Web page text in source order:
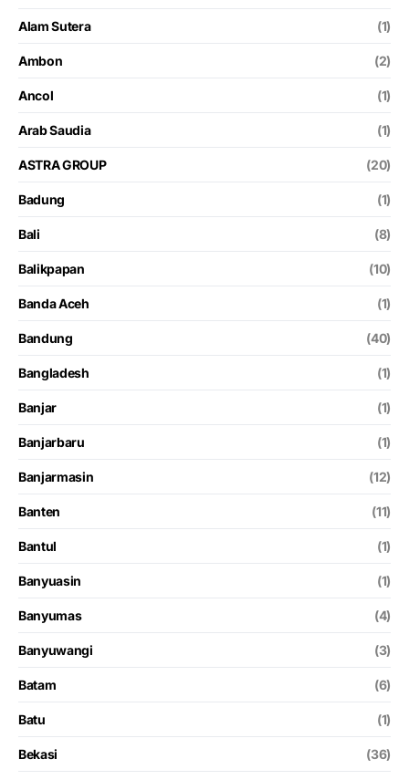
Alam Sutera (1)
Ambon (2)
Ancol (1)
Arab Saudia (1)
ASTRA GROUP (20)
Badung (1)
Bali (8)
Balikpapan (10)
Banda Aceh (1)
Bandung (40)
Bangladesh (1)
Banjar (1)
Banjarbaru (1)
Banjarmasin (12)
Banten (11)
Bantul (1)
Banyuasin (1)
Banyumas (4)
Banyuwangi (3)
Batam (6)
Batu (1)
Bekasi (36)